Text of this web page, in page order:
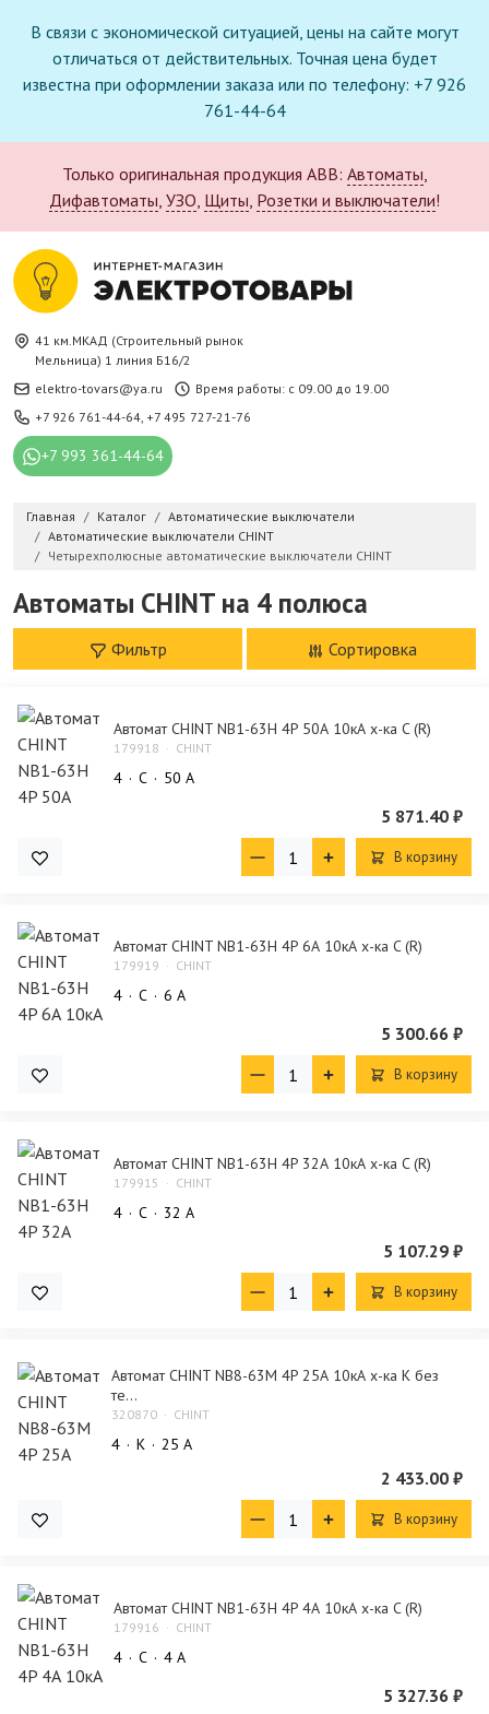
В связи с экономической ситуацией, цены на сайте могут
отличаться от действительных. Точная цена будет
известна при оформлении заказа или по телефону: +7 926
761-44-64
Только оригинальная продукция ABB: Автоматы,
Дифавтоматы, УЗО, Щиты, Розетки и выключатели!
41 км.МКАД (Строительный рынок
Мельница) 1 линия Б16/2
elektro-tovars@ya.ru
Время работы: с 09.00 до 19.00
+7 926 761-44-64, +7 495 727-21-76
+7 993 361-44-64
Главная Каталог
Автоматические выключатели
Автоматические выключатели CHINT
Четырехполюсные автоматические выключатели CHINT
Автоматы CHINT на 4 полюса
Фильтр Сортировка
Автомат CHINT NB1-63H 4P 50А 10кА х-ка C (R)
179918 CHINT
4 C 50 А
5 871.40 ₽
В корзину
Автомат CHINT NB1-63H 4P 6А 10кА х-ка C (R)
179919 CHINT
4 C 6 А
5 300.66 ₽
В корзину
Автомат CHINT NB1-63H 4P 32А 10кА х-ка C (R)
179915 CHINT
4 C 32 А
5 107.29 ₽
В корзину
Автомат CHINT NB8-63M 4P 25А 10кА х-ка K без
те...
320870 CHINT
4 K 25 А
2 433.00 ₽
В корзину
Автомат CHINT NB1-63H 4P 4А 10кА х-ка C (R)
179916 CHINT
4 C 4 А
5 327.36 ₽